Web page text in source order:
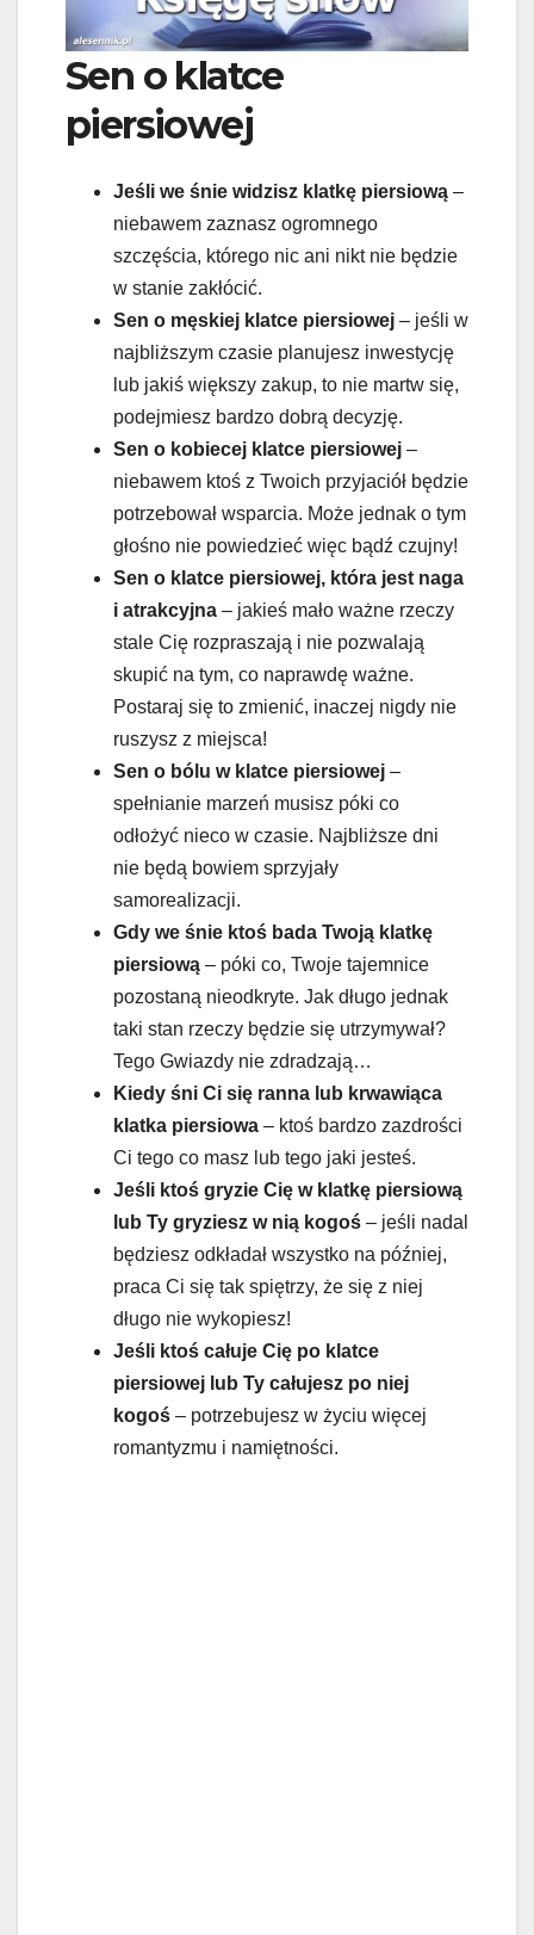
Sen o klatce
piersiowej
Jeśli we śnie widzisz klatkę piersiową –
niebawem zaznasz ogromnego
szczęścia, którego nic ani nikt nie będzie
w stanie zakłócić.
Sen o męskiej klatce piersiowej – jeśli w
najbliższym czasie planujesz inwestycję
lub jakiś większy zakup, to nie martw się,
podejmiesz bardzo dobrą decyzję.
Sen o kobiecej klatce piersiowej –
niebawem ktoś z Twoich przyjaciół będzie
potrzebował wsparcia. Może jednak o tym
głośno nie powiedzieć więc bądź czujny!
Sen o klatce piersiowej, która jest naga
i atrakcyjna – jakieś mało ważne rzeczy
stale Cię rozpraszają i nie pozwalają
skupić na tym, co naprawdę ważne.
Postaraj się to zmienić, inaczej nigdy nie
ruszysz z miejsca!
Sen o bólu w klatce piersiowej –
spełnianie marzeń musisz póki co
odłożyć nieco w czasie. Najbliższe dni
nie będą bowiem sprzyjały
samorealizacji.
Gdy we śnie ktoś bada Twoją klatkę
piersiową – póki co, Twoje tajemnice
pozostaną nieodkryte. Jak długo jednak
taki stan rzeczy będzie się utrzymywał?
Tego Gwiazdy nie zdradzają…
Kiedy śni Ci się ranna lub krwawiąca
klatka piersiowa – ktoś bardzo zazdrości
Ci tego co masz lub tego jaki jesteś.
Jeśli ktoś gryzie Cię w klatkę piersiową
lub Ty gryziesz w nią kogoś – jeśli nadal
będziesz odkładał wszystko na później,
praca Ci się tak spiętrzy, że się z niej
długo nie wykopiesz!
Jeśli ktoś całuje Cię po klatce
piersiowej lub Ty całujesz po niej
kogoś – potrzebujesz w życiu więcej
romantyzmu i namiętności.